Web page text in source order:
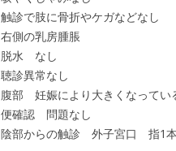
触診で肢に骨折やケガなどなし
右側の乳房腫脹
脱水 なし
聴診異常なし
腹部 妊娠により大きくなってい
便確認 問題なし
陰部からの触診 外子宮口 指1